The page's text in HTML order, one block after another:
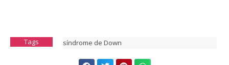
Tags síndrome de Down